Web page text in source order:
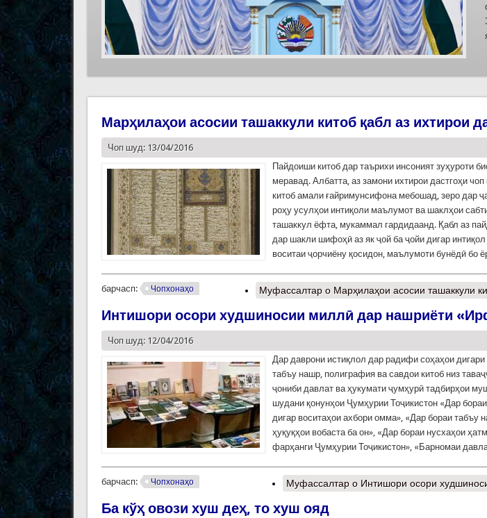
Марҳилаҳои асосии ташаккули китоб қабл аз ихтирои
Чоп шуд: 13/04/2016
Пайдоиши китоб дар таърихи инсоният зуҳуроти
меравад. Албатта, аз замони ихтирои дастгоҳи
китоб амали ғайримунсифона мебошад, зеро дар
роҳу усулҳои интиқоли маълумот ва шаклҳои
ташаккул ёфта, мукаммал гардидаанд. Қабл аз
дар шакли шифоҳӣ аз як ҷой ба ҷойи дигар
воситаи ҷорчиёну қосидон, маълумоти бунёдӣ бо
барчасп: Чопхонаҳо Муфассалтар о Марҳилаҳои асосии ташаккули
Интишори осори худшиносии миллӣ дар нашриёти
Чоп шуд: 12/04/2016
Дар даврони истиқлол дар радифи соҳаҳои
табъу нашр, полиграфия ва савдои китоб низ
ҷониби давлат ва ҳукумати ҷумҳурӣ тадбирҳои
шудани қонунҳои Ҷумҳурии Тоҷикистон «Дар
дигар воситаҳои ахбори омма», «Дар бораи табъу
ҳуқуқҳои вобаста ба он», «Дар бораи нусхаҳои
фарҳанги Ҷумҳурии Тоҷикистон», «Барномаи
барчасп: Чопхонаҳо Муфассалтар о Интишори осори
Ба кўҳ овози хуш деҳ, то хуш ояд